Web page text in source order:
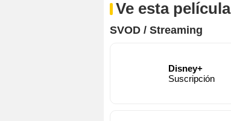
Ve esta película
SVOD / Streaming
Disney+
Suscripción